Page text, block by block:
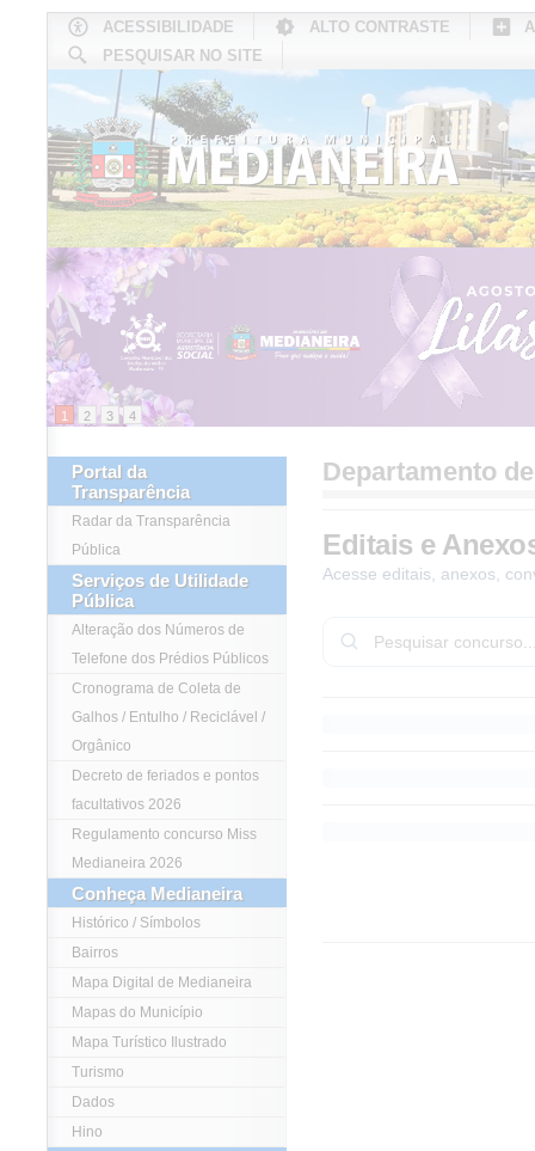
ACESSIBILIDADE ALTO CONTRASTE
PESQUISAR NO SITE
CONHEÇA MEDIANEIRA
1 2 3 4
Portal da
Transparência
Radar da Transparência
Pública
Serviços de Utilidade
Pública
Alteração dos Números de
Telefone dos Prédios Públicos
Cronograma de Coleta de
Galhos / Entulho / Reciclável /
Orgânico
Decreto de feriados e pontos
facultativos 2026
Regulamento concurso Miss
Medianeira 2026
Conheça Medianeira
Histórico / Símbolos
Bairros
Mapa Digital de Medianeira
Mapas do Município
Mapa Turístico Ilustrado
Turismo
Dados
Hino
Departamento
Editais e
Acesse editais, anexos,